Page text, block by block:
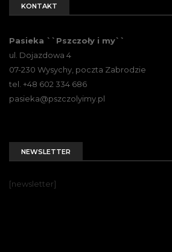
KONTAKT
Pasieka ``Pszczoły i my``
ul. Dojazdowa 4
07-230 Wysychy, poczta Zabrodzie
tel. +48 602 334 686
pasieka@pszczolyimy.pl
NEWSLETTER
[newsletter]